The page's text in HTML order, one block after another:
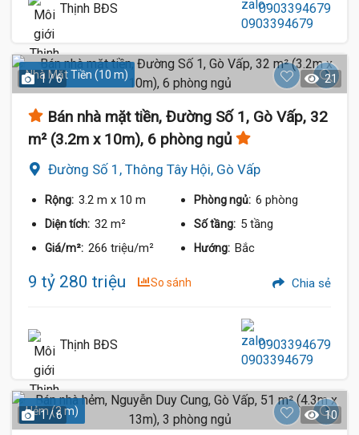
Thịnh BĐS 0903394679
Nhà Mặt Tiền (10 m)
1 / 6 21
Bán nhà mặt tiền, Đường Số 1, Gò Vấp, 32
m² (3.2m x 10m), 6 phòng ngủ
Đường Số 1, Thông Tây Hội, Gò Vấp
Rộng: 3.2 m x 10 m Phòng ngủ: 6 phòng
Diện tích: 32 m² Số tầng: 5 tầng
Giá/m²: 266 triệu/m² Hướng: Bắc
9 tỷ 280 triệu So sánh Chia sẻ
Thịnh BĐS 0903394679
Hẻm (3 m)
1 / 6 10